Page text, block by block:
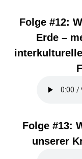
Folge #12:
Erde –
Folge #13:
unserer